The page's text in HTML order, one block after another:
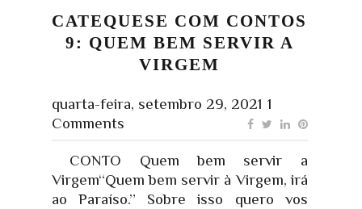
CATEQUESE COM CONTOS
9: QUEM BEM SERVIR A
VIRGEM
quarta-feira, setembro 29, 2021 1
Comments
CONTO Quem bem servir a
Virgem“Quem bem servir à Virgem, irá
ao Paraíso.” Sobre isso quero vos